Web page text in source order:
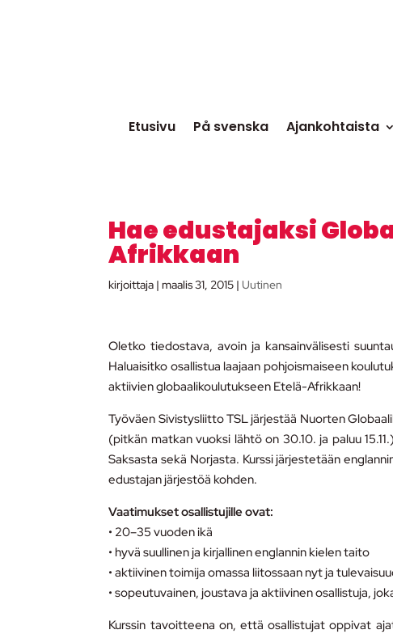
Etusivu På svenska Ajankohtaista
Hae edustajaksi
Afrikkaan
kirjoittaja |maalis 31, 2015 | Uutinen
Oletko tiedostava, avoin ja kansainvälisesti
Haluaisitko osallistua laajaan pohjoismaiseen
aktiivien globaalikoulutukseen Etelä-Afrikkaan!
Työväen Sivistysliitto TSL järjestää Nuorten
(pitkän matkan vuoksi lähtö on 30.10. ja paluu
Saksasta sekä Norjasta. Kurssi järjestetään
edustajan järjestöä kohden.
Vaatimukset osallistujille ovat:
• 20–35 vuoden ikä
• hyvä suullinen ja kirjallinen englannin kielen taito
• aktiivinen toimija omassa liitossaan nyt ja
• sopeutuvainen, joustava ja aktiivinen osallistuja,
Kurssin tavoitteena on, että osallistujat oppivat